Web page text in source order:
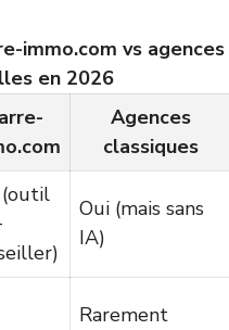
immo.com vs agences
en 2026
Agences
classiques
Oui (mais sans
IA)
Rarement